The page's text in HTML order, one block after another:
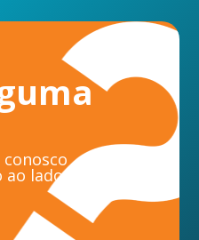
ao lado.